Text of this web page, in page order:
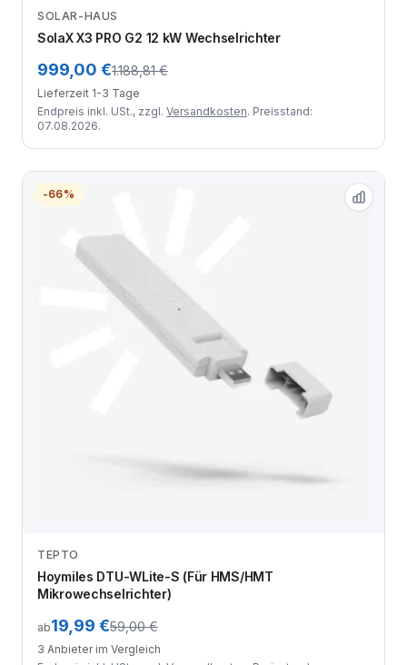
SOLAR-HAUS
SolaX X3 PRO G2 12 kW Wechselrichter
999,00 €1.188,81 €
Lieferzeit 1-3 Tage
Endpreis inkl. USt., zzgl. Versandkosten. Preisstand:
07.08.2026.
-66%
TEPTO
Hoymiles DTU-WLite-S (Für HMS/HMT
Mikrowechselrichter)
ab19,99 €59,00 €
3 Anbieter im Vergleich